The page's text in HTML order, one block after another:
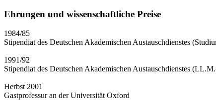
Ehrungen und wissenschaftliche Preise
1984/85
Stipendiat des Deutschen Akademischen Austauschdienstes
1991/92
Stipendiat des Deutschen Akademischen Austauschdienstes
Herbst 2001
Gastprofessur an der Universität Oxford